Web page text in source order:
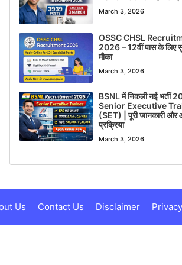
March 3, 2026
OSSC CHSL
2026 – 12वीं पास के लिए
मौका
March 3, 2026
BSNL में निकली नई भर्ती
Senior Executive
(SET) | पूरी जानकारी
प्रक्रिया
March 3, 2026
Us Contact Us Disclaimer